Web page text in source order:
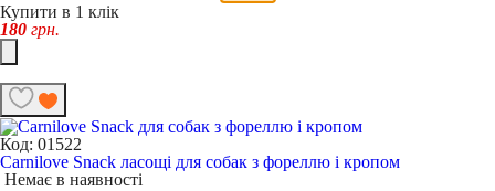
Купити в 1 клік
180 грн.
Код: 01522
Carnilove Snack ласощі для собак з фореллю і кропом
Немає в наявності